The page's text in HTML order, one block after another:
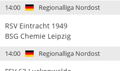
14:00 Regionalliga Nordost
RSV Eintracht 1949
BSG Chemie Leipzig
14:00 Regionalliga Nordost